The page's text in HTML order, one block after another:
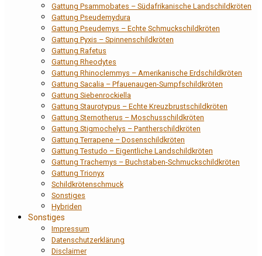
Gattung Psammobates – Südafrikanische Landschildkröten
Gattung Pseudemydura
Gattung Pseudemys – Echte Schmuckschildkröten
Gattung Pyxis – Spinnenschildkröten
Gattung Rafetus
Gattung Rheodytes
Gattung Rhinoclemmys – Amerikanische Erdschildkröten
Gattung Sacalia – Pfauenaugen-Sumpfschildkröten
Gattung Siebenrockiella
Gattung Staurotypus – Echte Kreuzbrustschildkröten
Gattung Sternotherus – Moschusschildkröten
Gattung Stigmochelys – Pantherschildkröten
Gattung Terrapene – Dosenschildkröten
Gattung Testudo – Eigentliche Landschildkröten
Gattung Trachemys – Buchstaben-Schmuckschildkröten
Gattung Trionyx
Schildkrötenschmuck
Sonstiges
Hybriden
Sonstiges
Impressum
Datenschutzerklärung
Disclaimer